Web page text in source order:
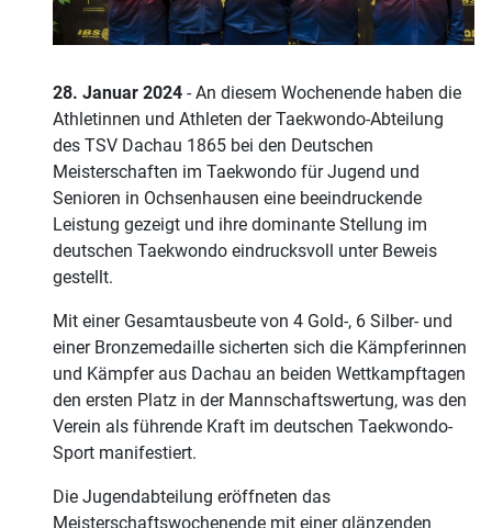
28. Januar 2024 - An diesem Wochenende haben die
Athletinnen und Athleten der Taekwondo-Abteilung
des TSV Dachau 1865 bei den Deutschen
Meisterschaften im Taekwondo für Jugend und
Senioren in Ochsenhausen eine beeindruckende
Leistung gezeigt und ihre dominante Stellung im
deutschen Taekwondo eindrucksvoll unter Beweis
gestellt.
Mit einer Gesamtausbeute von 4 Gold-, 6 Silber- und
einer Bronzemedaille sicherten sich die Kämpferinnen
und Kämpfer aus Dachau an beiden Wettkampftagen
den ersten Platz in der Mannschaftswertung, was den
Verein als führende Kraft im deutschen Taekwondo-
Sport manifestiert.
Die Jugendabteilung eröffneten das
Meisterschaftswochenende mit einer glänzenden